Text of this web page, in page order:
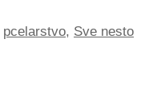
pcelarstvo, Sve nesto